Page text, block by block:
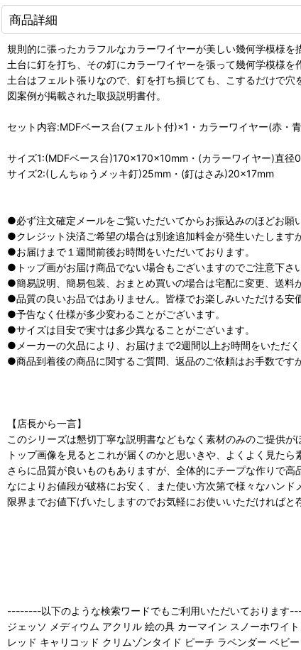
商品詳細
規則的に張ったカラフルなカラーワイヤーが美しい幾何学模様を
土台に釘を打ち、その釘にカラーワイヤーを張って幾何学模様を
土台はフェルト張りなので、釘を打ち損じても、こするだけで穴
図案例が掲載された取扱説明書付。
セット内容:MDFベース台(フェルト付)×1・カラーワイヤー(赤・
サイズ1:(MDFベース台)170×170×10mm・(カラーワイヤー)直径
サイズ2:(しんちゅうメッキ釘)25mm・(釘はさみ)20×17mm
●必ず注文確定メールをご覧いただいてからお振込みのほどお願
●クレジット決済ご希望の場合は別途追加料金が発生いたします
●お届けまで１週間前後お時間をいただいております。
●トップ画がお届け商品でない場合もございますのでご注意下さい
●簡易説明、簡易包装、おまとめ買いの場合は宅配に変更、送料
●品質の良いお品ではありません。皆様でお楽しみいただける安
●予告なく仕様が多少変わることがございます。
●サイズは目安で実寸は多少異なることがございます。
●メーカーの欠品により、お届けまで2週間以上お時間をいただく
●商品到着後の商品に関するご質問、返品のご依頼はお手数です
【店長から一言】
このシリーズは懇切丁寧な説明書などもなく素材のみのご提供が
トップ画像を見るとこれが届くのかと思いきや、よくよく見た
さらに品質が良いものもありますが、全体的にチープな作りで高
なによりお値段が破格にお安く、また使い方次第で様々なハン
限界までお値下げいたしますのでお気軽にお使いいただければと
--------以下のような検索ワードでもご利用いただいております
ジェッソ メディウム アクリル 絵の具 カーマイン スノーホワイ
レッド キャリコッド クリムゾンタイド ピーチ ラベンダー ベビ